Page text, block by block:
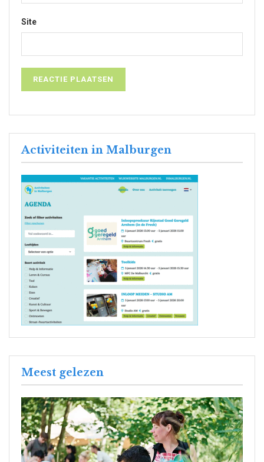
Site
Activiteiten in Malburgen
Meest gelezen